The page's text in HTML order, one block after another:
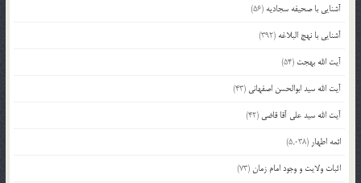
آشنایی با صحیفه سجادیه (56)
آشنایی با نهج البلاغه (392)
آیت الله بهجت (54)
آیت الله سید ابوالحسن اصفهانی (43)
آیت الله سید علی آقا قاضی (42)
ائمه اطهار (5,038)
اثبات ولایت و وجود امام زمان(73)